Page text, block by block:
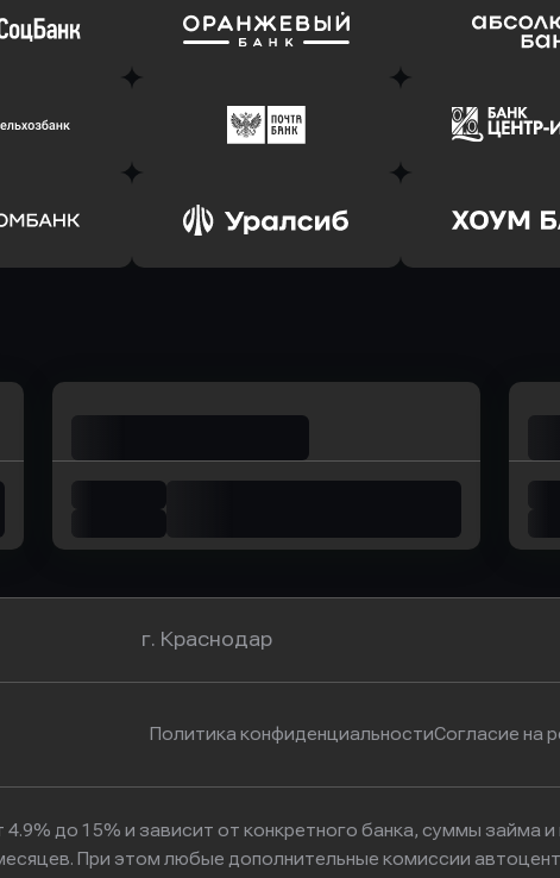
заявку
Банк
Оправить заявку
в Ингосстрах Банк
Оправить
в
заявку
Оправить заявку
в Банк Оранжевый
Оправить
в
заявку
Оправить заявку
в Почта Банк
Оправить
в Центр-
г. Краснодар
Политика конфиденциальностиСогласие на
до 15% и зависит от конкретного банка, суммы займа
При этом любые дополнительные комиссии